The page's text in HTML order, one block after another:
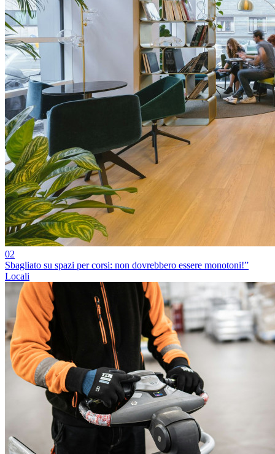
02
Sbagliato su spazi per corsi: non dovrebbero essere monotoni!”
Locali